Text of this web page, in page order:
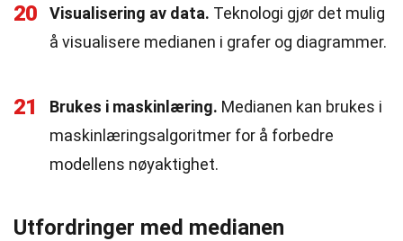
20 Visualisering av data. Teknologi gjør det mulig
å visualisere medianen i grafer og diagrammer.
21 Brukes i maskinlæring. Medianen kan brukes i
maskinlæringsalgoritmer for å forbedre
modellens nøyaktighet.
Utfordringer med medianen